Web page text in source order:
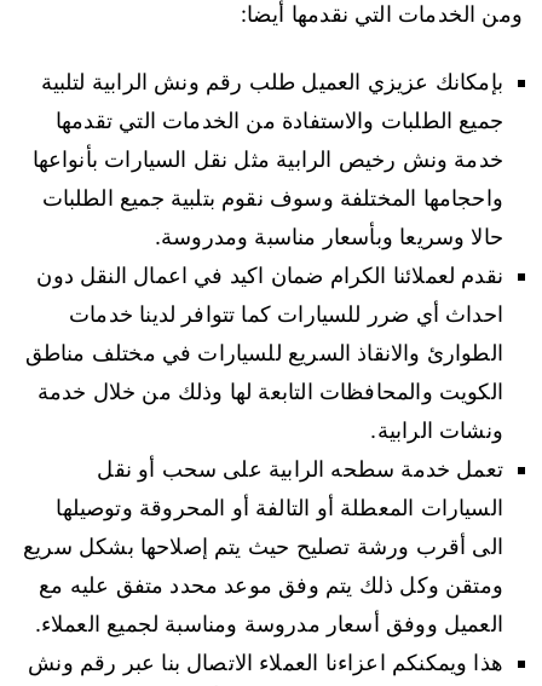
ومن الخدمات التي نقدمها أيضا:
بإمكانك عزيزي العميل طلب رقم ونش الرابية لتلبية
جميع الطلبات والاستفادة من الخدمات التي تقدمها
خدمة ونش رخيص الرابية مثل نقل السيارات بأنواعها
واحجامها المختلفة وسوف نقوم بتلبية جميع الطلبات
حالا وسريعا وبأسعار مناسبة ومدروسة.
نقدم لعملائنا الكرام ضمان اكيد في اعمال النقل دون
احداث أي ضرر للسيارات كما تتوافر لدينا خدمات
الطوارئ والانقاذ السريع للسيارات في مختلف مناطق
الكويت والمحافظات التابعة لها وذلك من خلال خدمة
ونشات الرابية.
تعمل خدمة سطحه الرابية على سحب أو نقل
السيارات المعطلة أو التالفة أو المحروقة وتوصيلها
الى أقرب ورشة تصليح حيث يتم إصلاحها بشكل سريع
ومتقن وكل ذلك يتم وفق موعد محدد متفق عليه مع
العميل ووفق أسعار مدروسة ومناسبة لجميع العملاء.
هذا ويمكنكم اعزاءنا العملاء الاتصال بنا عبر رقم ونش